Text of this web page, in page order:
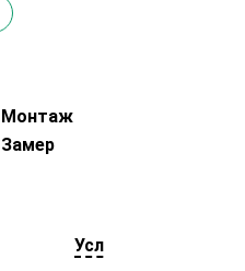
Монтаж
Замер
Условия оплаты